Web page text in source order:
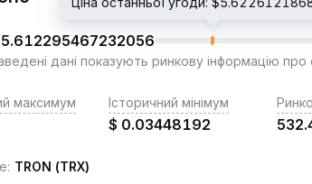
5.612295467232056
дані показують ринкову інформацію про
максимум Історичний мінімум
$ 0.03448192
: TRON (TRX)